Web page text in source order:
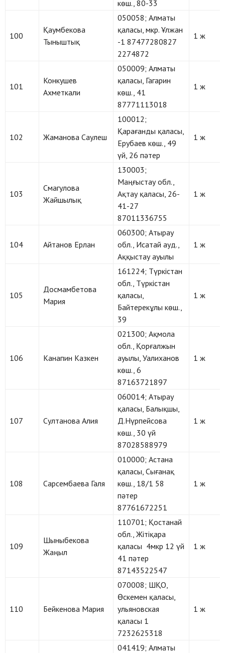
көш., 80-33
100
Қаумбекова
Тыныштық
050058; Алматы
қаласы, мкр. Ұлжан
-1 87477280827
2274872
1 ж
101
Конкушев
Ахметкали
050009; Алматы
қаласы, Гагарин
көш., 41
87771113018
1 ж
102 Жаманова Саулеш
100012;
Қарағанды қаласы,
Ерубаев көш., 49
үй, 26 пәтер
1 ж
103
Смагулова
Жайшылық
130003;
Маңғыстау обл.,
Ақтау қаласы, 26-
41-27
87011336755
1 ж
104 Айтанов Ерлан
060300; Атырау
обл., Исатай ауд.,
Аққыстау ауылы
1 ж
105
Досмамбетова
Мария
161224; Түркістан
обл., Түркістан
қаласы,
Байтерекұлы көш.,
39
1 ж
106 Канапин Казкен
021300; Ақмола
обл., Қорғалжын
ауылы, Уалиханов
көш., 6
87163721897
1 ж
107 Султанова Алия
060014; Атырау
қаласы, Балықшы,
Д.Нүрпейсова
көш., 30 үй
87028588979
1 ж
108 Сарсембаева Галя
010000; Астана
қаласы, Сығанақ
көш., 18/1 58
пәтер
87761672251
1 ж
109
Шыныбекова
Жаңыл
110701; Қостанай
обл., Жітіқара
қаласы 4мкр 12 үй
41 пәтер
87143522547
1 ж
110 Бейкенова Мария
070008; ШҚО,
Өскемен қаласы,
ульяновская
қаласы 1
7232625318
1 ж
041419; Алматы